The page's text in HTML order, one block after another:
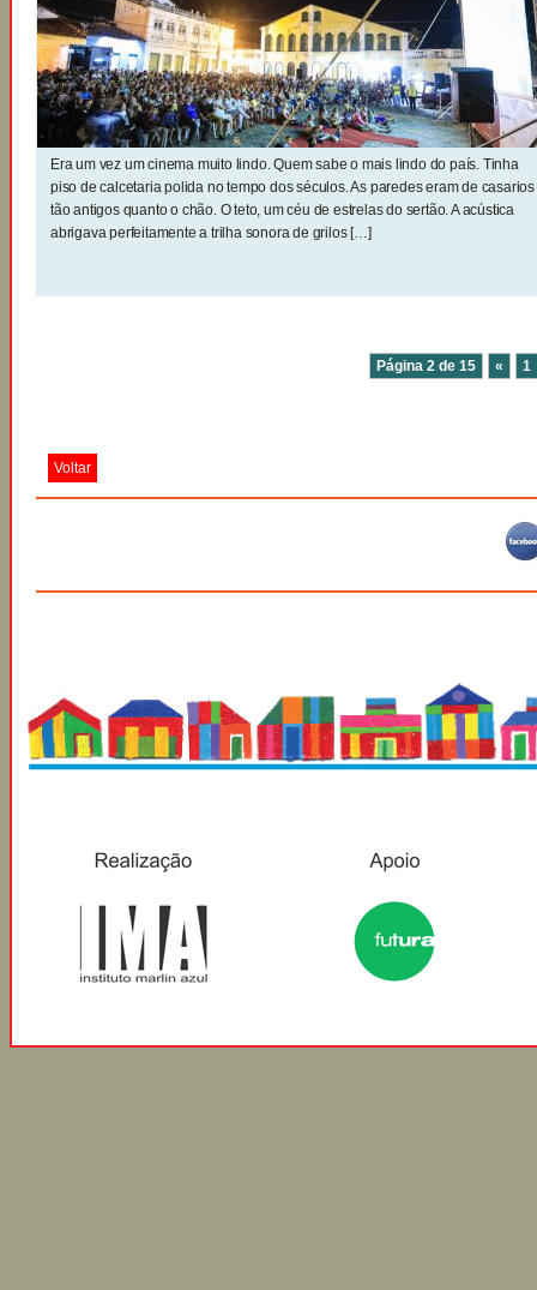
Era um vez um cinema muito lindo. Quem sabe o mais lindo do país. Tinha
piso de calcetaria polida no tempo dos séculos. As paredes eram de casarios
tão antigos quanto o chão. O teto, um céu de estrelas do sertão. A acústica
abrigava perfeitamente a trilha sonora de grilos […]
Página 2 de 15 « 1
Voltar